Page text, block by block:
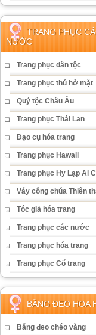
TRANG PHỤC
NƯỚC
Trang phục dân tộc
Trang phục thú hở mặt
Quý tộc Châu Âu
Trang phục Thái Lan
Đạo cụ hóa trang
Trang phục Hawaii
Trang phục Hy Lạp Ai
Váy công chúa Thiên
Tóc giả hóa trang
Trang phục các nước
Trang phục hóa trang
Trang phục Cổ trang
BĂNG ĐEO HOA
Băng đeo chéo vàng